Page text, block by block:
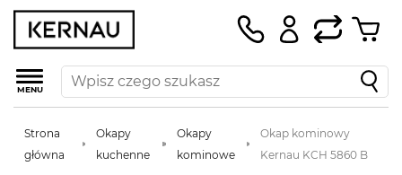
MENU
Strona
główna
Okapy
kuchenne
Okapy
kominowe
Okap kominowy
Kernau KCH 5860 B